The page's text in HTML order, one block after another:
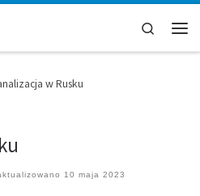
Search
w Rusku
10 maja 2023